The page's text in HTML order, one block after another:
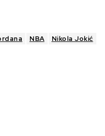
NBA Nikola Jokić